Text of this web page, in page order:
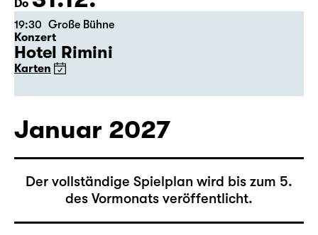
Do 31.12.
Große Bühne
Karten
Januar 2027